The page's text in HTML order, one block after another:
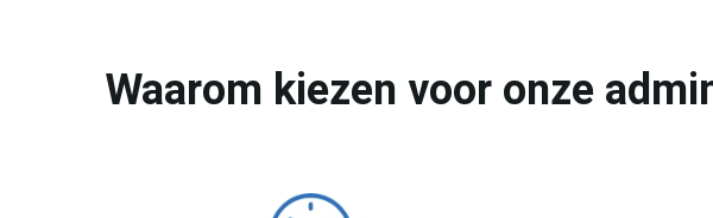
Waarom kiezen voor onze